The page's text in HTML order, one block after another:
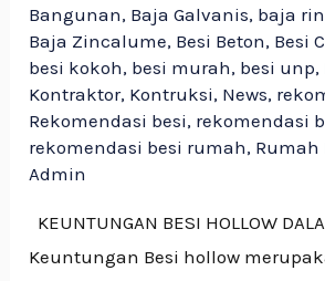
Bangunan, Baja Galvanis, baja
Baja Zincalume, Besi Beton, Besi
besi kokoh, besi murah, besi unp,
Kontraktor, Kontruksi, News,
Rekomendasi besi, rekomendasi
rekomendasi besi rumah,
Admin
KEUNTUNGAN BESI HOLLOW
Keuntungan Besi hollow